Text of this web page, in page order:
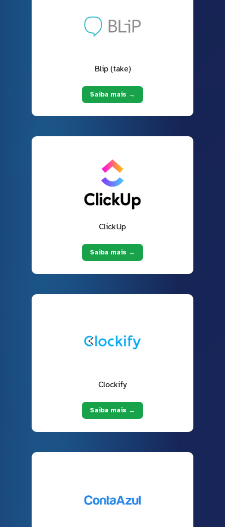
Blip (take)
Saiba mais →
ClickUp
Saiba mais →
Clockify
Saiba mais →